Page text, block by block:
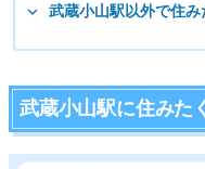
武蔵小山駅以外で住み
武蔵小山駅に住みた